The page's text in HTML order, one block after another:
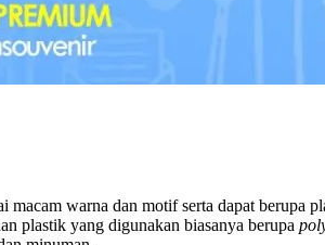
macam warna dan motif serta dapat berupa
plastik yang digunakan biasanya berupa